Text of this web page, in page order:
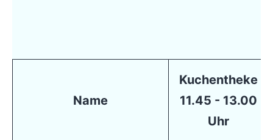
Name
Kuchentheke
11.45 - 13.00
Uhr